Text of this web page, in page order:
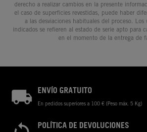
derecho a realizar cambios en la presente
el caso de superficies revestidas, puede haber
a las desviaciones habituales del proceso. Los
indicados se refieren al estado de serie apto para
en el momento de la entrega de
ENVÍO GRATUITO
En pedidos superiores a 100 € (Peso máx. 5 Kg)
POLÍTICA DE DEVOLUCIONES